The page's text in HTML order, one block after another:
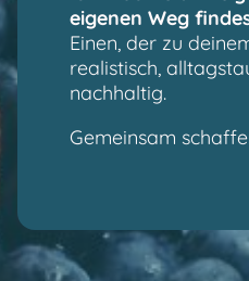
eigenen Weg
Einen, der zu
realistisch,
nachhaltig.
Gemeinsam